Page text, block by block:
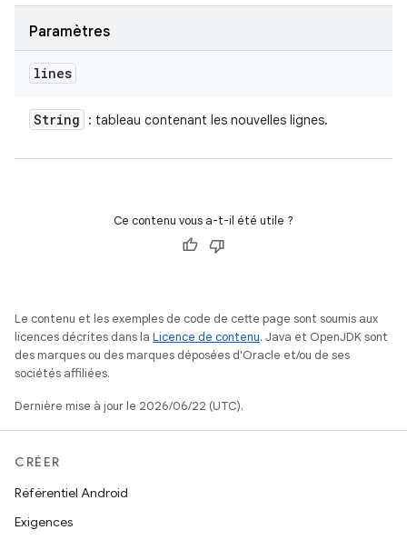
Paramètres
lines
String : tableau contenant les nouvelles lignes.
Ce contenu vous a-t-il été utile ?
Le contenu et les exemples de code de cette page sont soumis aux
licences décrites dans la Licence de contenu. Java et OpenJDK sont
des marques ou des marques déposées d'Oracle et/ou de ses
sociétés affiliées.
Dernière mise à jour le 2026/06/22 (UTC).
CRÉER
Référentiel Android
Exigences